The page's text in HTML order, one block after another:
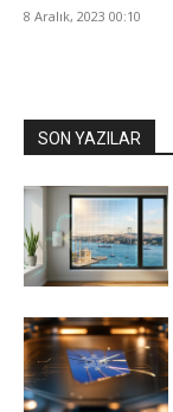
8 Aralık, 2023 00:10
SON YAZILAR